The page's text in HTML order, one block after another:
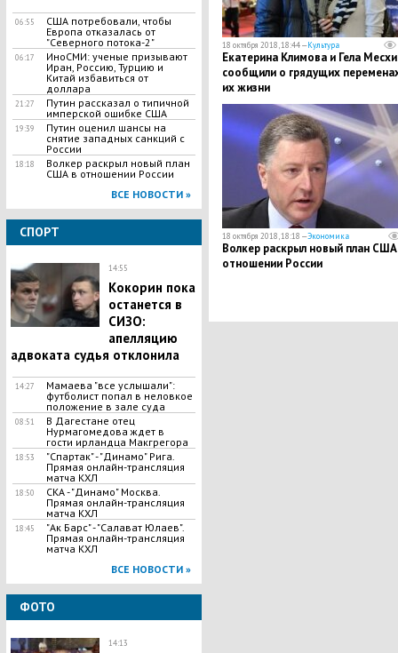
06:55
США потребовали, чтобы
Европа отказалась от
"Северного потока-2"
06:17
ИноСМИ: ученые призывают
Иран, Россию, Турцию и
Китай избавиться от
доллара
21:27
Путин рассказал о типичной
имперской ошибке США
19:39
Путин оценил шансы на
снятие западных санкций с
России
18:18
Волкер раскрыл новый план
США в отношении России
ВСЕ НОВОСТИ »
СПОРТ
14:55
Кокорин пока
останется в
СИЗО:
апелляцию
адвоката судья отклонила
14:27
Мамаева "все услышали":
футболист попал в неловкое
положение в зале суда
08:51
В Дагестане отец
Нурмагомедова ждет в
гости ирландца Макгрегора
18:53
"Спартак" - "Динамо" Рига.
Прямая онлайн-трансляция
матча КХЛ
18:50
СКА - "Динамо" Москва.
Прямая онлайн-трансляция
матча КХЛ
18:45
"Ак Барс" - "Салават Юлаев".
Прямая онлайн-трансляция
матча КХЛ
ВСЕ НОВОСТИ »
ФОТО
14:13
18 октября 2018, 18:44 —Культура
​Екатерина Климова и Гела Месхи
сообщили о грядущих
их жизни
18 октября 2018, 18:18 —Экономика
Волкер раскрыл новый план
отношении России